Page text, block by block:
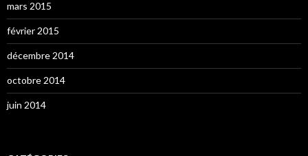
mars 2015
février 2015
décembre 2014
octobre 2014
juin 2014